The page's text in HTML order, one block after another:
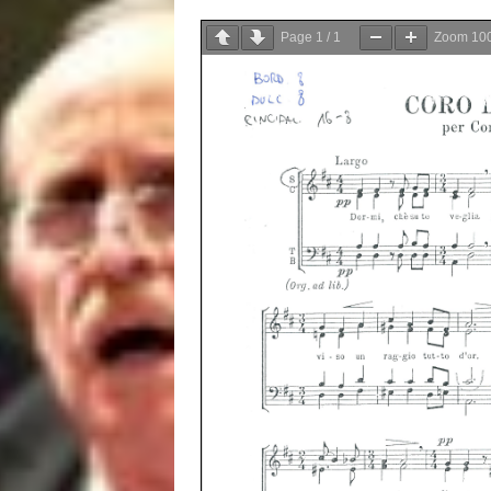
Page 1 / 1 Zoom